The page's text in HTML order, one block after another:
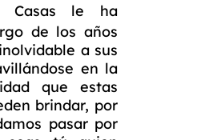
Casas le ha
de los años
a sus
en la
que estas
brindar, por
pasar por